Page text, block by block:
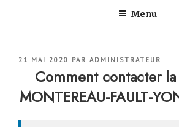
Menu
PUBLIÉ
21 MAI 2020 PAR ADMINISTRATEUR
Comment contacter
MONTEREAU-FAULT-